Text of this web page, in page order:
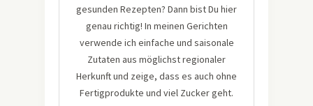
gesunden Rezepten? Dann bist Du hier
genau richtig! In meinen Gerichten
verwende ich einfache und saisonale
Zutaten aus möglichst regionaler
Herkunft und zeige, dass es auch ohne
Fertigprodukte und viel Zucker geht.